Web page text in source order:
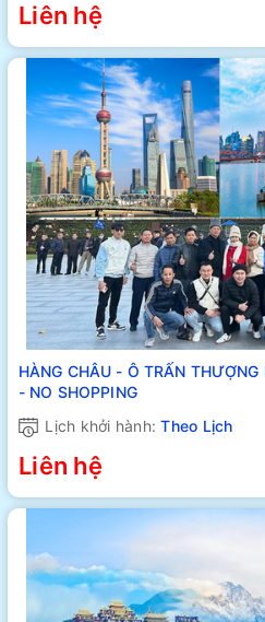
Liên hệ
HÀNG CHÂU - Ô TRẤN THƯỢNG HẢI - TÔ CHÂU - BẮC KINH
- NO SHOPPING
Lịch khởi hành:Theo Lịch
Liên hệ